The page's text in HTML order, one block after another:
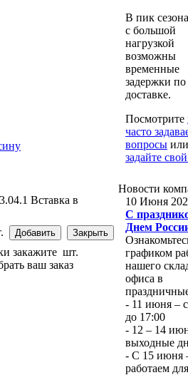
Вставка в
закажите шт.
ваш заказ
В пик
с большой
нагрузкой
возможны
временные
задержки по
доставке.
Посмотрите
часто
вопросы или
задайте
Новости
10 Июня
С
Днем
графиком
нашего
офиса в
- 11 июня –
до 17:00
- 12 – 14
выходные
- С 15
работаем